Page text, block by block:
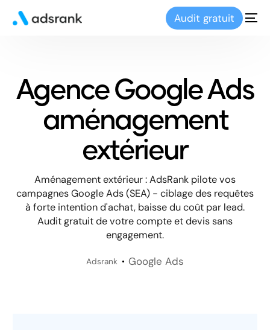
Audit gratuit
Agence Google Ads
aménagement
extérieur
Aménagement extérieur : AdsRank pilote vos
campagnes Google Ads (SEA) - ciblage des requêtes
à forte intention d'achat, baisse du coût par lead.
Audit gratuit de votre compte et devis sans
engagement.
Adsrank Google Ads